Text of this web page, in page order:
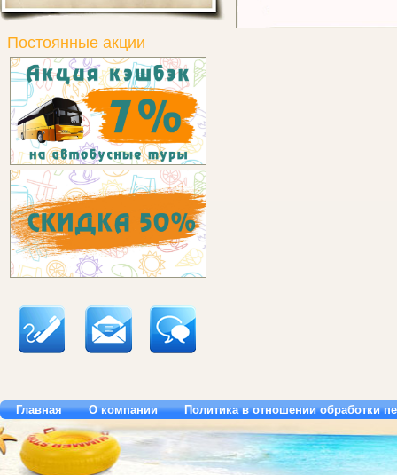
Постоянные акции
Главная О компании Политика в отношении обработки